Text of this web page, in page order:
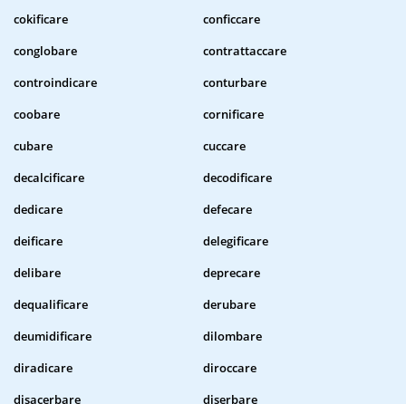
cokificare
conficcare
conglobare
contrattaccare
controindicare
conturbare
coobare
cornificare
cubare
cuccare
decalcificare
decodificare
dedicare
defecare
deificare
delegificare
delibare
deprecare
dequalificare
derubare
deumidificare
dilombare
diradicare
diroccare
disacerbare
diserbare